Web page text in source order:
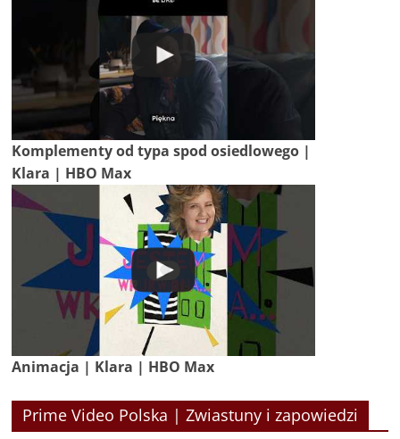
Komplementy od typa spod osiedlowego |
Klara | HBO Max
Animacja | Klara | HBO Max
Prime Video Polska | Zwiastuny i zapowiedzi